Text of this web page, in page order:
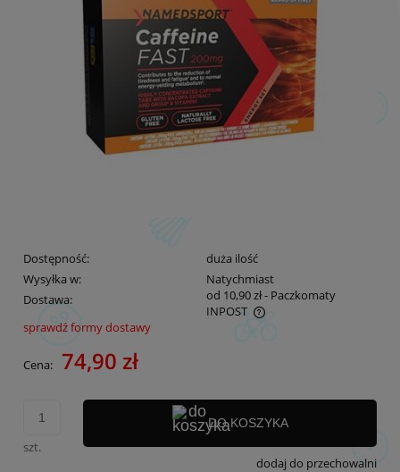
Dostępność:
duża ilość
Wysyłka w:
Natychmiast
Dostawa:
od 10,90 zł- Paczkomaty
INPOST
Cena nie zawiera ewentualnych kosztów płatności
sprawdź formy dostawy
Cena: 74,90 zł
szt.
DO KOSZYKA
dodaj do przechowalni